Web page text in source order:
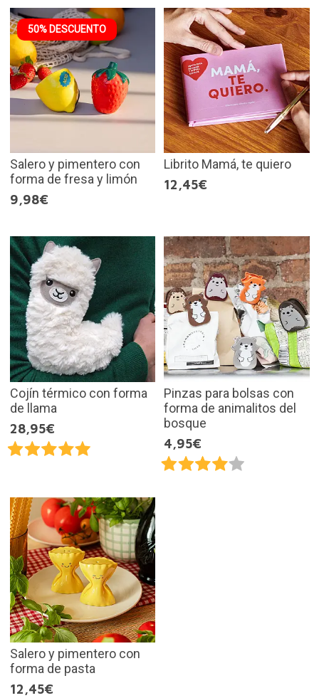
50% DESCUENTO
Salero y pimentero con
forma de fresa y limón
9,98€
Librito Mamá, te quiero
12,45€
Cojín térmico con forma
de llama
28,95€
Pinzas para bolsas con
forma de animalitos del
bosque
4,95€
Salero y pimentero con
forma de pasta
12,45€